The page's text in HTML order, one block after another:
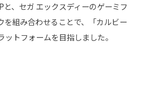
と、セガ エックスディーのゲーミフ
を組み合わせることで、「カルビー
トフォームを目指しました。